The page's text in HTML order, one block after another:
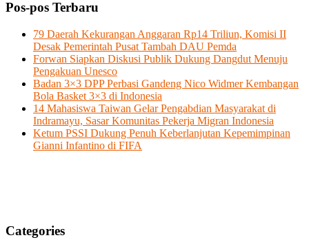
Pos-pos Terbaru
79 Daerah Kekurangan Anggaran Rp14 Triliun, Komisi II
Desak Pemerintah Pusat Tambah DAU Pemda
Forwan Siapkan Diskusi Publik Dukung Dangdut Menuju
Pengakuan Unesco
Badan 3×3 DPP Perbasi Gandeng Nico Widmer Kembangan
Bola Basket 3×3 di Indonesia
14 Mahasiswa Taiwan Gelar Pengabdian Masyarakat di
Indramayu, Sasar Komunitas Pekerja Migran Indonesia
Ketum PSSI Dukung Penuh Keberlanjutan Kepemimpinan
Gianni Infantino di FIFA
Categories